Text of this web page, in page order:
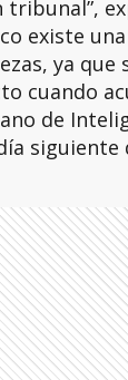
existe
ya que
cuando
de
siguiente